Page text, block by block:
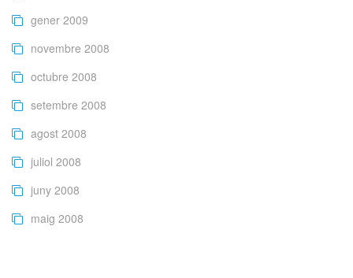
gener 2009
novembre 2008
octubre 2008
setembre 2008
agost 2008
juliol 2008
juny 2008
maig 2008